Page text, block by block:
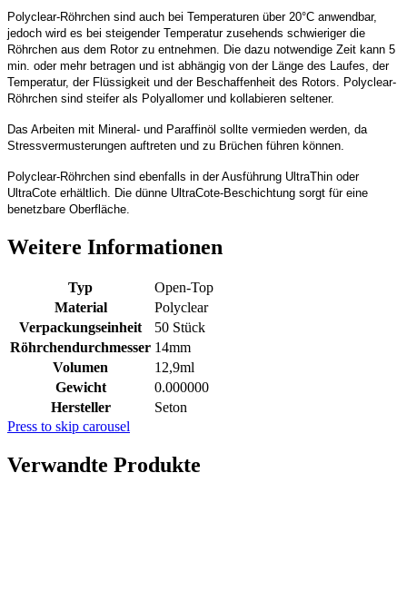
Polyclear-Röhrchen sind auch bei Temperaturen über 20°C anwendbar,
jedoch wird es bei steigender Temperatur zusehends schwieriger die
Röhrchen aus dem Rotor zu entnehmen. Die dazu notwendige Zeit kann 5
min. oder mehr betragen und ist abhängig von der Länge des Laufes, der
Temperatur, der Flüssigkeit und der Beschaffenheit des Rotors. Polyclear-
Röhrchen sind steifer als Polyallomer und kollabieren seltener.
Das Arbeiten mit Mineral- und Paraffinöl sollte vermieden werden, da
Stressvermusterungen auftreten und zu Brüchen führen können.
Polyclear-Röhrchen sind ebenfalls in der Ausführung UltraThin oder
UltraCote erhältlich. Die dünne UltraCote-Beschichtung sorgt für eine
benetzbare Oberfläche.
Weitere Informationen
Typ
Open-Top
Material
Polyclear
Verpackungseinheit
50 Stück
Röhrchendurchmesser 14mm
Volumen
12,9ml
Gewicht
0.000000
Hersteller
Seton
Press to skip carousel
Verwandte Produkte